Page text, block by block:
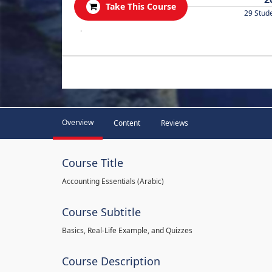
Take This Course
29
.
Overview Content Reviews
Course Title
Accounting Essentials (Arabic)
Course Subtitle
Basics, Real-Life Example, and Quizzes
Course Description